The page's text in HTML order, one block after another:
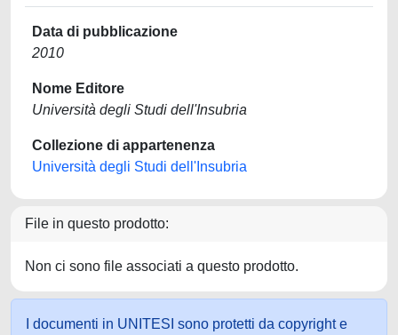
Data di pubblicazione
2010
Nome Editore
Università degli Studi dell'Insubria
Collezione di appartenenza
Università degli Studi dell'Insubria
File in questo prodotto:
Non ci sono file associati a questo prodotto.
I documenti in UNITESI sono protetti da copyright e